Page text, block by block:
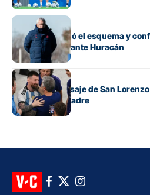
Fútbol
Gorosito cambió el esquema y
para el clásico ante Huracán
Fútbol
El sentido mensaje de San
muerte de su padre